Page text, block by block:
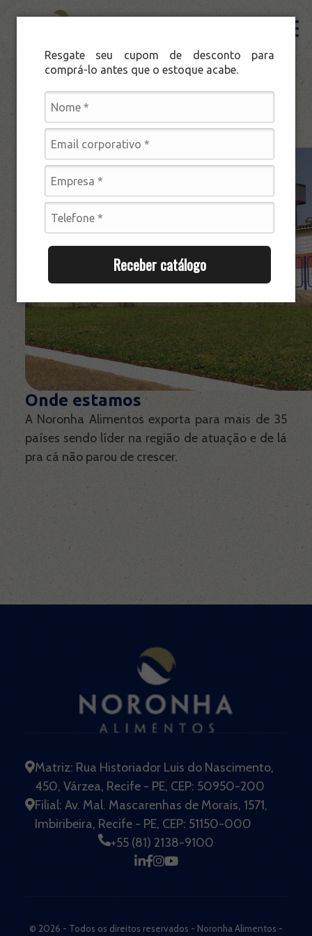
Resgate seu cupom de desconto para
comprá-lo antes que o estoque acabe.
Receber catálogo
Nossa história
Procedência e Qualidade
Produtos
Noronha Pescados
Noronha Empanados
Noronha Distribuidora
Popeye Seafood
Contato
Nossa história
Procedência e Qualidade
Produtos
Noronha Pescados
Noronha Empanados
Noronha Distribuidora
Popeye Seafood
Contato
Institucional
Onde estamos
A Noronha Alimentos exporta para mais de 35
países sendo líder na região de atuação e de lá
pra cá não parou de crescer.
Matriz: Rua Historiador Luis do Nascimento,
450, Várzea, Recife - PE, CEP: 50950-200
Filial: Av. Mal. Mascarenhas de Morais, 1571,
Imbiribeira, Recife - PE, CEP: 51150-000
+55 (81) 2138-9100
© 2026 - Todos os direitos reservados - Noronha Alimentos -